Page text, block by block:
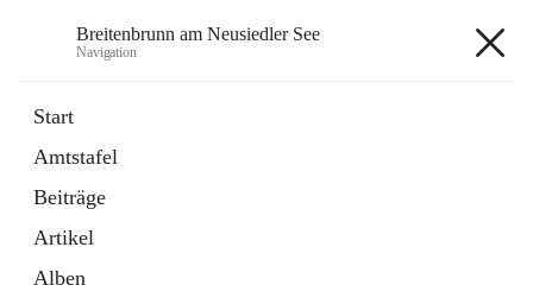
Breitenbrunn am Neusiedler See
Navigation
Start
Amtstafel
Beiträge
Artikel
Alben
18 Schnellzugriffe
Gemeindeservice